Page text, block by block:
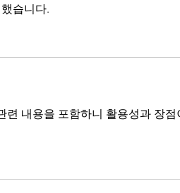
습니다.
내용을 포함하니 활용성과 장점